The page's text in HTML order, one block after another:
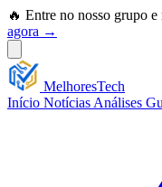
🔥 Entre no nosso grupo e
agora →
MelhoresTech
Início Notícias Análises